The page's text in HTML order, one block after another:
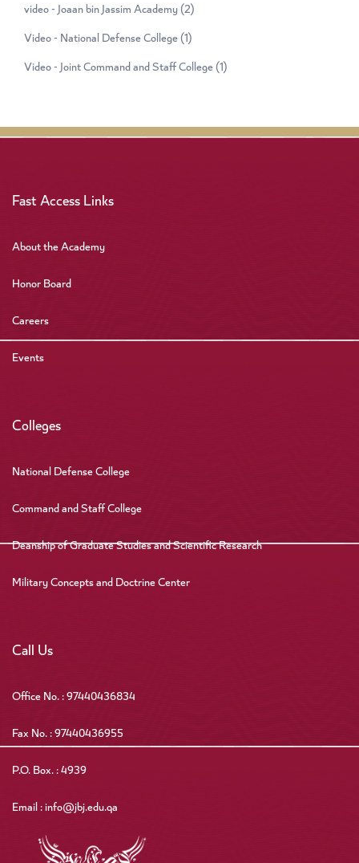
video - Joaan bin Jassim Academy(2)
Video - National Defense College(1)
Video - Joint Command and Staff College(1)
Fast Access Links
About the Academy
Honor Board
Careers
Events
Colleges
National Defense College
Command and Staff College
Deanship of Graduate Studies and Scientific Research
Military Concepts and Doctrine Center
Call Us
Office No. : 97440436834
Fax No. : 97440436955
P.O. Box. : 4939
Email : info@jbj.edu.qa